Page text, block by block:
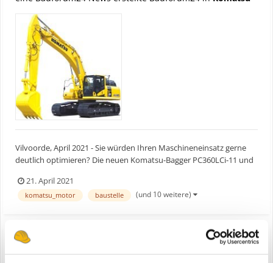
Vilvoorde, April 2021 - Sie würden Ihren Maschineneinsatz gerne
deutlich optimieren? Die neuen Komatsu-Bagger PC360LCi-11 und
Produktivität bei Erdbewegungseinsätzen und präzisem Planum.
Aufbauend auf dem Erfolg der ab Werk vollständig inte...
21. April 2021
komatsu_motor baustelle (und 10 weitere)